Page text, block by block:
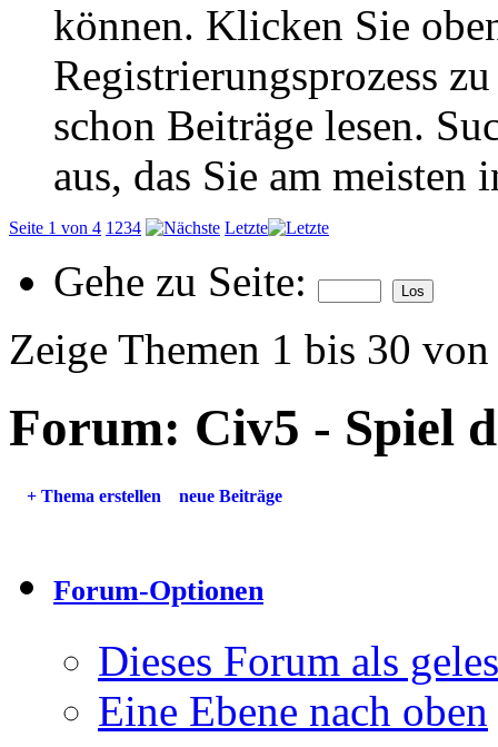
können. Klicken Sie
Registrierungsprozess
schon Beiträge lesen.
aus, das Sie am meisten
Seite 1 von 4 1 234 Letzte
Gehe zu Seite:
Zeige Themen 1 bis 30
Forum: Civ5 - Spiel
+ Thema erstellen neue Beiträge
Forum-Optionen
Dieses Forum als
Eine Ebene nach oben